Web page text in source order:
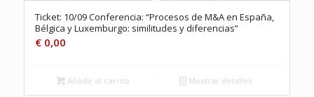
Ticket: 10/09 Conferencia: “Procesos de M&A en España,
Bélgica y Luxemburgo: similitudes y diferencias”
€0,00
Añadir al carrito Mostrar detalles